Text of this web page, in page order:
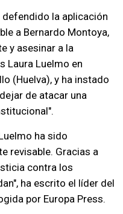
defendido la aplicación
a Bernardo Montoya,
y asesinar a la
Laura Luelmo en
(Huelva), y ha instado
de atacar una
ha sido
revisable. Gracias a
contra los
ha escrito el líder del
por Europa Press.